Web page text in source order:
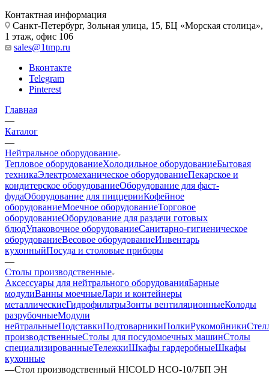
Контактная информация
Санкт-Петербург, Зольная улица, 15, БЦ «Морская столица»,
1 этаж, офис 106
sales@1tmp.ru
Вконтакте
Telegram
Pinterest
Главная
—
Каталог
—
Нейтральное оборудование
Тепловое оборудованиеХолодильное оборудованиеБытовая
техникаЭлектромеханическое оборудованиеПекарское и
кондитерское оборудованиеОборудование для фаст-
фудаОборудование для пиццерииКофейное
оборудованиеМоечное оборудованиеТорговое
оборудованиеОборудование для раздачи готовых
блюдУпаковочное оборудованиеСанитарно-гигиеническое
оборудованиеВесовое оборудованиеИнвентарь
кухонныйПосуда и столовые приборы
—
Столы производственные
Аксессуары для нейтрального оборудованияБарные
модулиВанны моечныеЛари и контейнеры
металлическиеГидрофильтрыЗонты вентиляционныеКолоды
разрубочныеМодули
нейтральныеПодставкиПодтоварникиПолкиРукомойники
производственныеСтолы для посудомоечных машинСтолы
специализированныеТележкиШкафы гардеробныеШкафы
кухонные
—Стол производственный HICOLD НСО-10/7БП ЭН